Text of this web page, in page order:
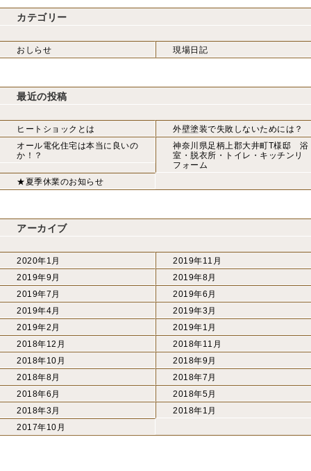
カテゴリー
おしらせ 現場日記
最近の投稿
ヒートショックとは
外壁塗装で失敗しないためには？
オール電化住宅は本当に良いの
か！？
神奈川県足柄上郡大井町T様邸 浴
室・脱衣所・トイレ・キッチンリ
フォーム
★夏季休業のお知らせ
アーカイブ
2020年1月
2019年11月
2019年9月
2019年8月
2019年7月
2019年6月
2019年4月
2019年3月
2019年2月
2019年1月
2018年12月
2018年11月
2018年10月
2018年9月
2018年8月
2018年7月
2018年6月
2018年5月
2018年3月
2018年1月
2017年10月